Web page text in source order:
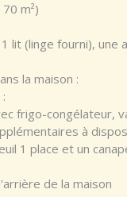
m²)
lit (linge fourni),
la maison :
frigo-congélateur,
à
1 place et un
de la maison